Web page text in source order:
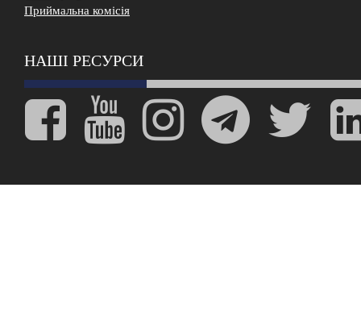
Приймальна комісія
НАШІ РЕСУРСИ